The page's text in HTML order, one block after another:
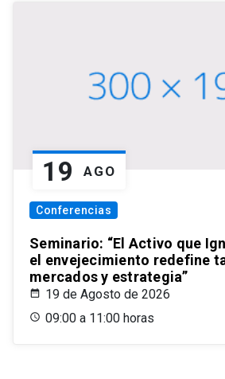
19 AGO
Conferencias
Seminario: “El Activo que
el envejecimiento redefine
mercados y estrategia”
19 de Agosto de 2026
09:00 a 11:00 horas